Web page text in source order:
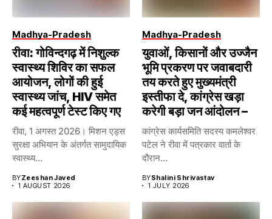
Madhya-Pradesh
रीवा: गोविन्दगढ़ में निशुल्क
स्वास्थ्य शिविर का सफल
आयोजन, लोगों की हुई
स्वास्थ्य जांच, HIV समेत
कई महत्वपूर्ण टेस्ट किए गए
रीवा, 1 अगस्त 2026। मिशन एड्स
सुरक्षा अभियान के अंतर्गत सामुदायिक
स्वास्थ्य...
BYZeeshan Javed
1 AUGUST 2026
Madhya-Pradesh
युवाओं, किसानों और उज्जैन
भूमि प्रकरण पर जवाबदारी
तय करते हुए मुख्यमंत्री
इस्तीफा दे, कांग्रेस खड़ा
करेगी बड़ा जन आंदोलन –
कांग्रेस कार्यसमिति सदस्य कमलेश्वर
पटेल ने रीवा में पत्रकार वार्ता के
दौरान...
BYShalini Shrivastav
1 JULY 2026